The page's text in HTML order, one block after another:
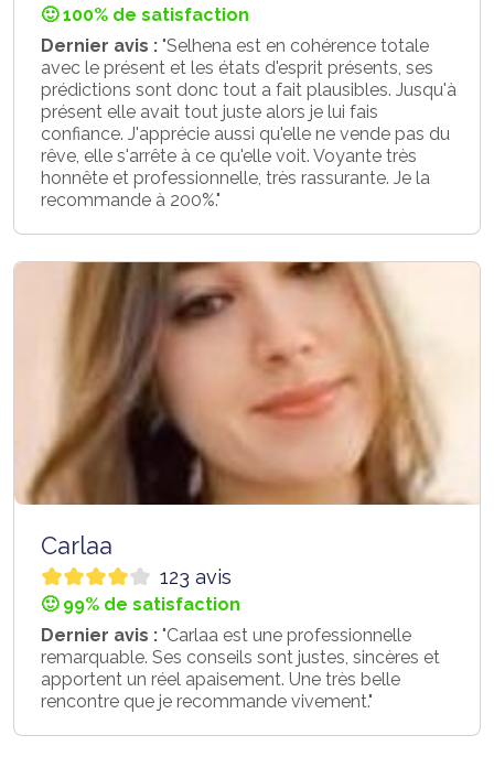
🙂 100% de satisfaction
Dernier avis : "Selhena est en cohérence totale
avec le présent et les états d'esprit présents, ses
prédictions sont donc tout a fait plausibles. Jusqu'à
présent elle avait tout juste alors je lui fais
confiance. J'apprécie aussi qu'elle ne vende pas du
rêve, elle s'arrête à ce qu'elle voit. Voyante très
honnête et professionnelle, très rassurante. Je la
recommande à 200%."
Carlaa
123 avis
🙂 99% de satisfaction
Dernier avis : "Carlaa est une professionnelle
remarquable. Ses conseils sont justes, sincères et
apportent un réel apaisement. Une très belle
rencontre que je recommande vivement."